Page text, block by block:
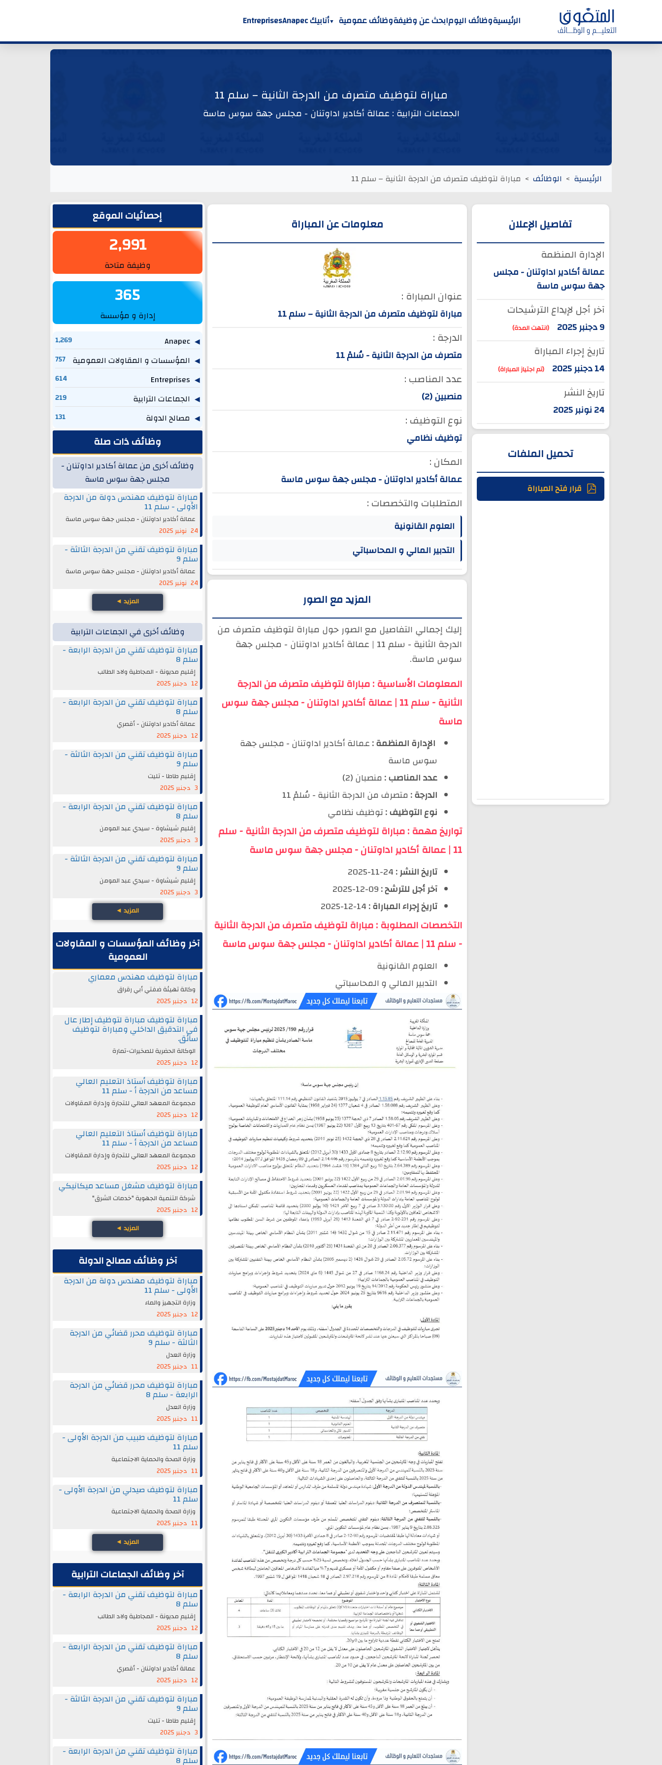
الرئيسيةوظائف اليومابحث عن وظيفةوظائف عمومية أنابيك Anapec Entreprises
مباراة لتوظيف متصرف من الدرجة الثانية – سلم 11
الجماعات الترابية : عمالة أكادير اداوتنان - مجلس جهة سوس ماسة
الرئيسية الوظائف مباراة لتوظيف متصرف من الدرجة الثانية – سلم 11
تفاصيل الإعلان
الإدارة المنظمة
عمالة أكادير اداوتنان - مجلس
جهة سوس ماسة
آخر أجل لإيداع الترشيحات
9 دجنبر 2025 (انتهت المدة)
تاريخ إجراء المباراة
14 دجنبر 2025 (تم اجتياز المباراة)
تاريخ النشر
24 نونبر 2025
تحميل الملفات
قرار فتح المباراة
معلومات عن المباراة
عنوان المباراة :
مباراة لتوظيف متصرف من الدرجة الثانية – سلم 11
الدرجة :
متصرف من الدرجة الثانية - سُلمْ 11
عدد المناصب :
منصبين (2)
نوع التوظيف :
توظيف نظامي
المكان :
عمالة أكادير اداوتنان - مجلس جهة سوس ماسة
المتطلبات والتخصصات :
العلوم القانونية
التدبير المالي و المحاسباتي
المزيد مع الصور
إليك إجمالي التفاصيل مع الصور حول مباراة لتوظيف متصرف من
الدرجة الثانية - سلم 11 | عمالة أكادير اداوتنان - مجلس جهة
سوس ماسة.
المعلومات الأساسية : مباراة لتوظيف متصرف من الدرجة
الثانية - سلم 11 | عمالة أكادير اداوتنان - مجلس جهة سوس
ماسة
️ الإدارة المنظمة :عمالة أكادير اداوتنان - مجلس جهة
سوس ماسة
عدد المناصب : منصبان (2)
الدرجة : متصرف من الدرجة الثانية - سُلمْ 11
نوع التوظيف :توظيف نظامي
تواريخ مهمة : مباراة لتوظيف متصرف من الدرجة الثانية - سلم
11 | عمالة أكادير اداوتنان - مجلس جهة سوس ماسة
تاريخ النشر :
آخر أجل للترشح :
تاريخ إجراء المباراة :
التخصصات المطلوبة : مباراة لتوظيف متصرف من الدرجة الثانية
- سلم 11 | عمالة أكادير اداوتنان - مجلس جهة سوس ماسة
العلوم القانونية
التدبير المالي و المحاسباتي
الشريط الجانبيإحصائيات الموقع
2,991
وظيفة متاحة
365
إدارة و مؤسسة
Anapec
1,269
المؤسسات و المقاولات العمومية 757
614
الجماعات الترابية 219
مصالح الدولة 131
وظائف ذات صلة
وظائف أخرى من عمالة أكادير اداوتنان -
مجلس جهة سوس ماسة
مباراة لتوظيف مهندس دولة من الدرجة
الأولى - سلم 11
عمالة أكادير اداوتنان - مجلس جهة سوس ماسة
24 نونبر 2025
مباراة لتوظيف تقني من الدرجة الثالثة -
سلم 9
عمالة أكادير اداوتنان - مجلس جهة سوس ماسة
24 نونبر 2025
المزيد ◄
وظائف أخرى في الجماعات الترابية
مباراة لتوظيف تقني من الدرجة الرابعة -
سلم 8
إقليم مديونة - المجاطية ولاد الطالب
12 دجنبر 2025
مباراة لتوظيف تقني من الدرجة الرابعة -
سلم 8
عمالة أكادير اداوتنان - أقصري
12 دجنبر 2025
مباراة لتوظيف تقني من الدرجة الثالثة -
سلم 9
إقليم طاطا - تليت
3 دجنبر 2025
مباراة لتوظيف تقني من الدرجة الرابعة -
سلم 8
إقليم شيشاوة - سيدي عبد المومن
3 دجنبر 2025
مباراة لتوظيف تقني من الدرجة الثالثة -
سلم 9
إقليم شيشاوة - سيدي عبد المومن
3 دجنبر 2025
المزيد ◄
آخر وظائف المؤسسات و المقاولات
العمومية
مباراة لتوظيف مهندس معماري
وكالة تهيئة ضفتي أبي رقراق
12 دجنبر 2025
مباراة لتوظيف مباراة لتوظيف إطار عال
في التدقيق الداخلي ومباراة لتوظيف
سائق.
الوكالة الحضرية للصخيرات-تمارة
12 دجنبر 2025
مباراة لتوظيف أستاذ التعليم العالي
مساعد من الدرجة أ - سلم 11
مجموعة المعهد العالي للتجارة وإدارة المقاولات
12 دجنبر 2025
مباراة لتوظيف أستاذ التعليم العالي
مساعد من الدرجة أ - سلم 11
مجموعة المعهد العالي للتجارة وإدارة المقاولات
12 دجنبر 2025
مباراة لتوظيف مشغل مساعد ميكانيكي
شركة التنمية الجهوية "خدمات الشرق"
12 دجنبر 2025
المزيد ◄
آخر وظائف مصالح الدولة
مباراة لتوظيف مهندس دولة من الدرجة
الأولى - سلم 11
وزارة التجهيز والماء
12 دجنبر 2025
مباراة لتوظيف محرر قضائي من الدرجة
الثالثة - سلم 9
وزارة العدل
11 دجنبر 2025
مباراة لتوظيف محرر قضائي من الدرجة
الرابعة - سلم 8
وزارة العدل
11 دجنبر 2025
مباراة لتوظيف طبيب من الدرجة الأولى -
سلم 11
وزارة الصحة والحماية الاجتماعية
11 دجنبر 2025
مباراة لتوظيف صيدلي من الدرجة الأولى -
سلم 11
وزارة الصحة والحماية الاجتماعية
11 دجنبر 2025
المزيد ◄
آخر وظائف الجماعات الترابية
مباراة لتوظيف تقني من الدرجة الرابعة -
سلم 8
إقليم مديونة - المجاطية ولاد الطالب
12 دجنبر 2025
مباراة لتوظيف تقني من الدرجة الرابعة -
سلم 8
عمالة أكادير اداوتنان - أقصري
12 دجنبر 2025
مباراة لتوظيف تقني من الدرجة الثالثة -
سلم 9
إقليم طاطا - تليت
3 دجنبر 2025
مباراة لتوظيف تقني من الدرجة الرابعة -
سلم 8